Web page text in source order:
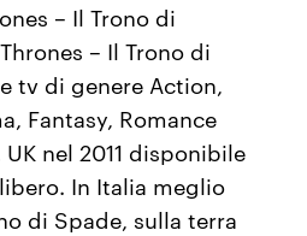
– Il Trono di
– Il Trono di
tv di genere Action,
Fantasy, Romance
nel 2011 disponibile
In Italia meglio
di Spade, sulla terra